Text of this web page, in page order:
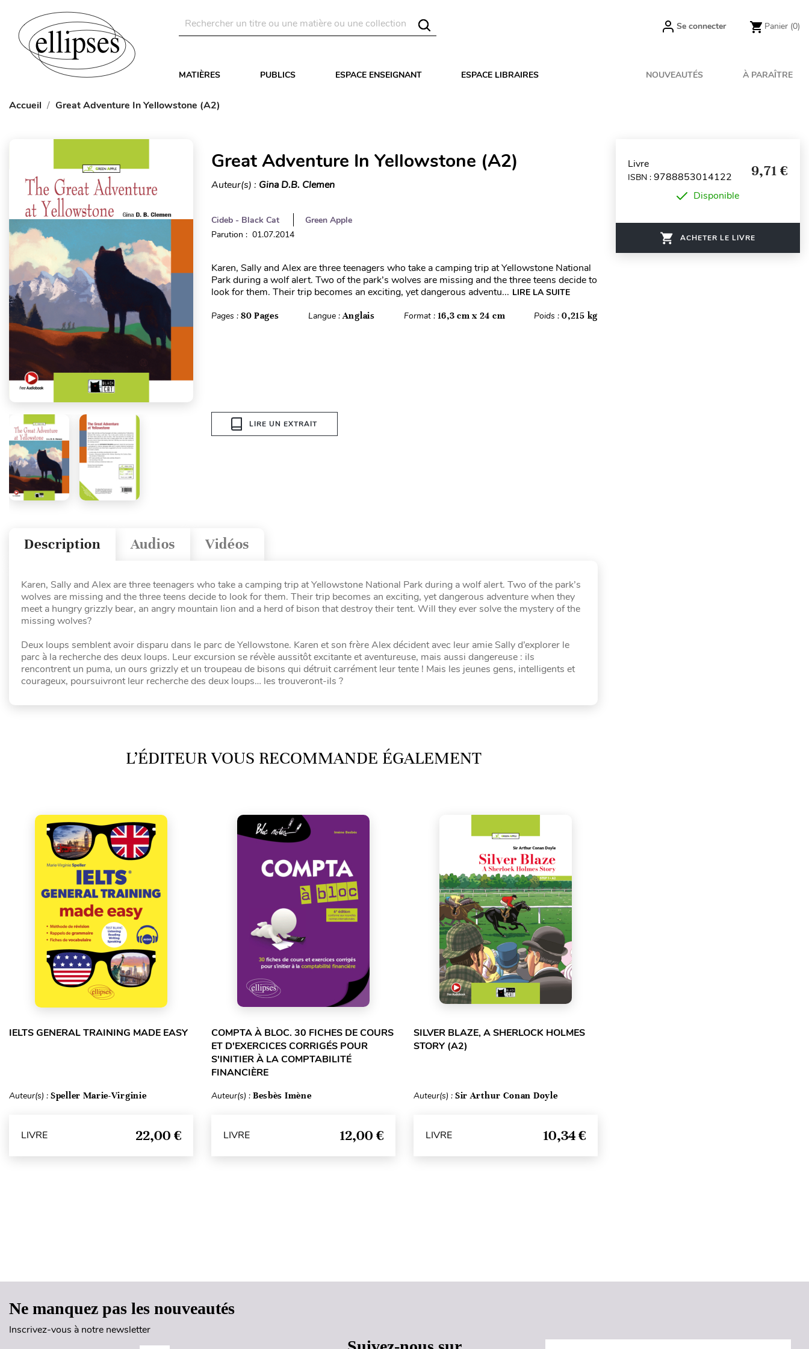
Se connecter Panier (0)
MATIÈRES PUBLICS ESPACE ENSEIGNANT ESPACE LIBRAIRES NOUVEAUTÉS À PARAÎTRE
Accueil Great Adventure In Yellowstone (A2)
Great Adventure In Yellowstone (A2)
Auteur(s) : Gina D.B. Clemen
Cideb - Black Cat
Green Apple
Parution : 01.07.2014
Karen, Sally and Alex are three teenagers who take a camping trip at Yellowstone National
Park during a wolf alert. Two of the park’s wolves are missing and the three teens decide to
look for them. Their trip becomes an exciting, yet dangerous adventu... LIRE LA SUITE
Pages : 80 Pages Langue :Anglais Format : 16,3 cm x 24 cm Poids :0,215 kg
LIRE UN EXTRAIT
Vidéos
Audios
Description
Karen, Sally and Alex are three teenagers who take a camping trip at Yellowstone National Park during a wolf alert. Two of the park’s
wolves are missing and the three teens decide to look for them. Their trip becomes an exciting, yet dangerous adventure when they
meet a hungry grizzly bear, an angry mountain lion and a herd of bison that destroy their tent. Will they ever solve the mystery of the
missing wolves?
Deux loups semblent avoir disparu dans le parc de Yellowstone. Karen et son frère Alex décident avec leur amie Sally d’explorer le
parc à la recherche des deux loups. Leur excursion se révèle aussitôt excitante et aventureuse, mais aussi dangereuse : ils
rencontrent un puma, un ours grizzly et un troupeau de bisons qui détruit carrément leur tente ! Mais les jeunes gens, intelligents et
courageux, poursuivront leur recherche des deux loups… les trouveront-ils ?
L’ÉDITEUR VOUS RECOMMANDE ÉGALEMENT
IELTS GENERAL TRAINING MADE EASY
Auteur(s) : Speller Marie-Virginie
LIVRE 22,00 €
COMPTA À BLOC. 30 FICHES DE COURS
ET D'EXERCICES CORRIGÉS POUR
S'INITIER À LA COMPTABILITÉ
FINANCIÈRE
Auteur(s) : Besbès Imène
LIVRE 12,00 €
SILVER BLAZE, A SHERLOCK HOLMES
STORY (A2)
Auteur(s) : Sir Arthur Conan Doyle
LIVRE 10,34 €
Livre
ISBN : 9788853014122 9,71 €
Disponible
ACHETER LE LIVRE
Ne manquez pas les nouveautés
Inscrivez-vous à notre newsletter